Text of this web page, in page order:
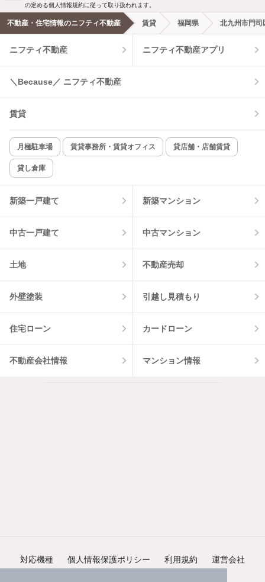
エアコンあり 都市ガス
温水洗浄便座 オートロック
コンロ2口以上
新着のみ インターネット無料
該当件数:
1件
の定める個人情報規約に従って取り扱われます。
不動産・住宅情報のニフティ不動産 賃貸 福岡県 北九州市門司
ニフティ不動産 ニフティ不動産アプリ
＼Because／ ニフティ不動産
賃貸
月極駐車場 賃貸事務所・賃貸オフィス 貸店舗・店舗賃貸
貸し倉庫
新築一戸建て 新築マンション
中古一戸建て 中古マンション
土地 不動産売却
外壁塗装 引越し見積もり
住宅ローン カードローン
不動産会社情報 マンション情報
対応機種 個人情報保護ポリシー 利用規約 運営会社